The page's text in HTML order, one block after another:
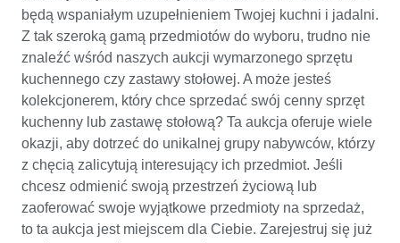
będą wspaniałym uzupełnieniem Twojej kuchni i jadalni.
Z tak szeroką gamą przedmiotów do wyboru, trudno nie
znaleźć wśród naszych aukcji wymarzonego sprzętu
kuchennego czy zastawy stołowej. A może jesteś
kolekcjonerem, który chce sprzedać swój cenny sprzęt
kuchenny lub zastawę stołową? Ta aukcja oferuje wiele
okazji, aby dotrzeć do unikalnej grupy nabywców, którzy
z chęcią zalicytują interesujący ich przedmiot. Jeśli
chcesz odmienić swoją przestrzeń życiową lub
zaoferować swoje wyjątkowe przedmioty na sprzedaż,
to ta aukcja jest miejscem dla Ciebie. Zarejestruj się już